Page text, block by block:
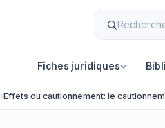
Fiches juridiques
›Effets du cautionnement: le